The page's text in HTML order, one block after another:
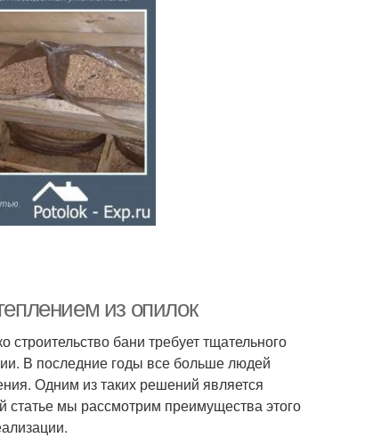
из опилок
бани требует тщательного
В последние годы все больше людей
Одним из таких решений является
статье мы рассмотрим преимущества этого